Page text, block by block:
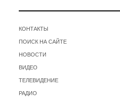
КОНТАКТЫ
ПОИСК НА САЙТЕ
НОВОСТИ
ВИДЕО
ТЕЛЕВИДЕНИЕ
РАДИО